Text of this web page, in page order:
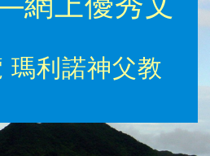
瑪利諾神父教